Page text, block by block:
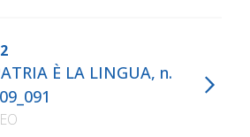
È LA LINGUA, n.